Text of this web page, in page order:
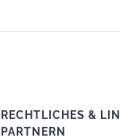
RECHTLICHES &
PARTNERN